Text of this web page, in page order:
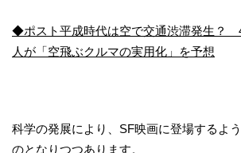
◆ポスト平成時代は空で交通渋滞発生？
人が「空飛ぶクルマの実用化」を予想
科学の発展により、SF映画に登場するよ
のとなりつつあります。